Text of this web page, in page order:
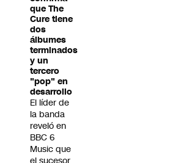
que The
Cure tiene
dos
álbumes
terminados
y un
tercero
"pop" en
desarrollo
El líder de
la banda
reveló en
BBC 6
Music que
el sucesor